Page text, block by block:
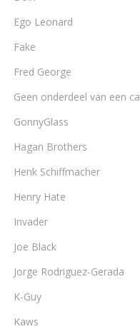
Ego Leonard
Fake
Fred George
Geen onderdeel van een
GonnyGlass
Hagan Brothers
Henk Schiffmacher
Henry Hate
Invader
Joe Black
Jorge Rodriguez-Gerada
K-Guy
Kaws